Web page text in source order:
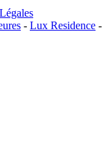
- Lux Residence -